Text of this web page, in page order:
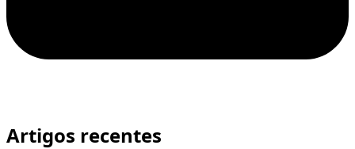
Artigos recentes